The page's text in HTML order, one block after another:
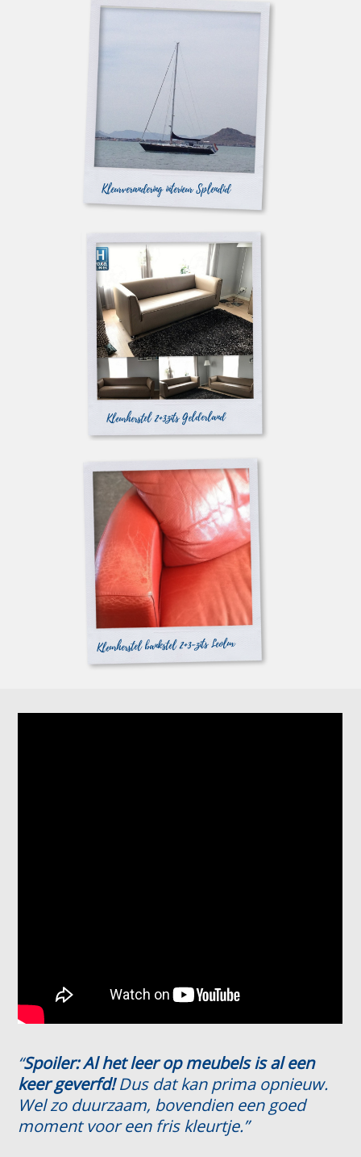
Kleurverandering interieur Splendid
Kleurherstel 2+3zits Gelderland
Kleurherstel bankstel 2+3-zits Leolux
“Spoiler: Al het leer op meubels is al een
keer geverfd!Dus dat kan prima opnieuw.
Wel zo duurzaam, bovendien een goed
moment voor een fris kleurtje.”